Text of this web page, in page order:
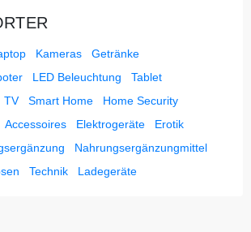
Kameras
Getränke
LED Beleuchtung
Tablet
TV Smart Home
Home Security
Accessoires Elektrogeräte
Erotik
Nahrungsergänzungmittel
Technik Ladegeräte